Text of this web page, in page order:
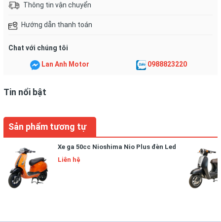
Thông tin vận chuyển
Hướng dẫn thanh toán
Chat với chúng tôi
Lan Anh Motor 0988823220
Tin nổi bật
Sản phẩm tương tự
Xe ga 50cc Nioshima Nio Plus đèn Led
Liên hệ